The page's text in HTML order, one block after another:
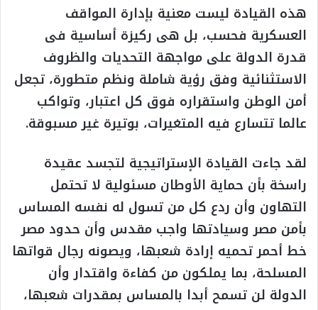
هذه القيادة ليست معنية بإدارة المواقف
العسكرية فحسب، بل هى ركيزة أساسية فى
قدرة الدولة على مواجهة التحديات والظروف
الاستثنائية وفق رؤية شاملة ونظم متطورة، تجعل
أمن الوطن واستقراره فوق كل اعتبار، وتواكب
عالما تتسارع فيه المتغيرات، بوتيرة غير مسبوقة.
لقد جاءت القيادة الإستراتيجية لتجسد عقيدة
راسخة بأن حماية الأوطان مسئولية لا تحتمل
التهاون وأن ردع كل من تسول له نفسه المساس
بأمن مصر وسيادتها واجب مقدس وأن حدود مصر
خط أحمر تحميه إرادة شعبها، ويصونه رجال قواتها
المسلحة، بما يملكون من كفاءة واقتدار وأن
الدولة لن تسمح أبدا بالمساس بمقدرات شعبها،